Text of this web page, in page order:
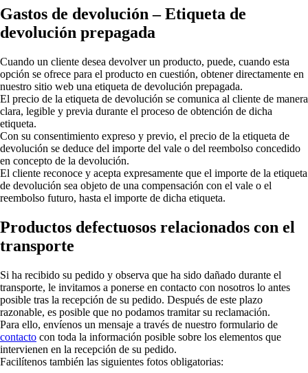
Gastos de devolución – Etiqueta de
devolución prepagada
Cuando un cliente desea devolver un producto, puede, cuando esta
opción se ofrece para el producto en cuestión, obtener directamente en
nuestro sitio web una etiqueta de devolución prepagada.
El precio de la etiqueta de devolución se comunica al cliente de manera
clara, legible y previa durante el proceso de obtención de dicha
etiqueta.
Con su consentimiento expreso y previo, el precio de la etiqueta de
devolución se deduce del importe del vale o del reembolso concedido
en concepto de la devolución.
El cliente reconoce y acepta expresamente que el importe de la etiqueta
de devolución sea objeto de una compensación con el vale o el
reembolso futuro, hasta el importe de dicha etiqueta.
Productos defectuosos relacionados con el
transporte
Si ha recibido su pedido y observa que ha sido dañado durante el
transporte, le invitamos a ponerse en contacto con nosotros lo antes
posible tras la recepción de su pedido. Después de este plazo
razonable, es posible que no podamos tramitar su reclamación.
Para ello, envíenos un mensaje a través de nuestro formulario de
contacto con toda la información posible sobre los elementos que
intervienen en la recepción de su pedido.
Facilítenos también las siguientes fotos obligatorias: